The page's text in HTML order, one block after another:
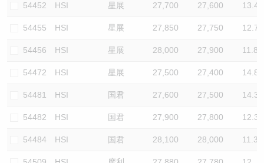
54452 HSI 星展 27,700 27,600 13.4
54455 HSI 星展 27,850 27,750 12.7
54456 HSI 星展 28,000 27,900 11.8
54472 HSI 星展 27,500 27,400 14.8
54481 HSI 国君 27,600 27,500 14.3
54482 HSI 国君 27,900 27,800 12.3
54484 HSI 国君 28,100 28,000 11.3